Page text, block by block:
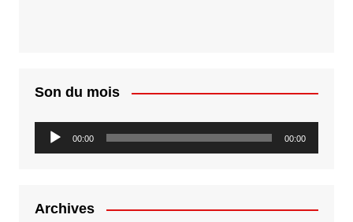
Son du mois
Lecteur
audio
00:00 00:00
Archives